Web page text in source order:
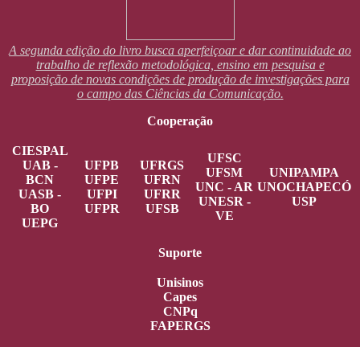
A segunda edição do livro busca aperfeiçoar e dar continuidade ao
trabalho de reflexão metodológica, ensino em pesquisa e
proposição de novas condições de produção de investigações para
o campo das Ciências da Comunicação.
Cooperação
CIESPAL
UAB -
BCN
UASB -
BO
UEPG
UFPB
UFPE
UFPI
UFPR
UFRGS
UFRN
UFRR
UFSB
UFSC
UFSM
UNC - AR
UNESR -
VE
UNIPAMPA
UNOCHAPECÓ
USP
Suporte
Unisinos
Capes
CNPq
FAPERGS